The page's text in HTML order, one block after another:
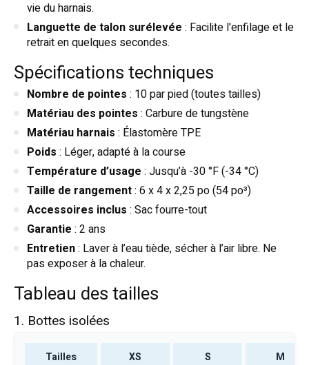
vie du harnais.
Languette de talon surélevée : Facilite l'enfilage et le
retrait en quelques secondes.
Spécifications techniques
Nombre de pointes : 10 par pied (toutes tailles)
Matériau des pointes : Carbure de tungstène
Matériau harnais : Élastomère TPE
Poids : Léger, adapté à la course
Température d’usage : Jusqu’à -30 °F (-34 °C)
Taille de rangement: 6 x 4 x 2,25 po (54 po³)
Accessoires inclus : Sac fourre-tout
Garantie : 2 ans
Entretien: Laver à l’eau tiède, sécher à l’air libre. Ne
pas exposer à la chaleur.
Tableau des tailles
1. Bottes isolées
Tailles XS S M